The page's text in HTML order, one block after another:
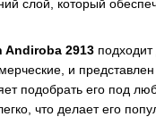
слой, который
Andiroba 2913
и
подобрать его под
что делает его